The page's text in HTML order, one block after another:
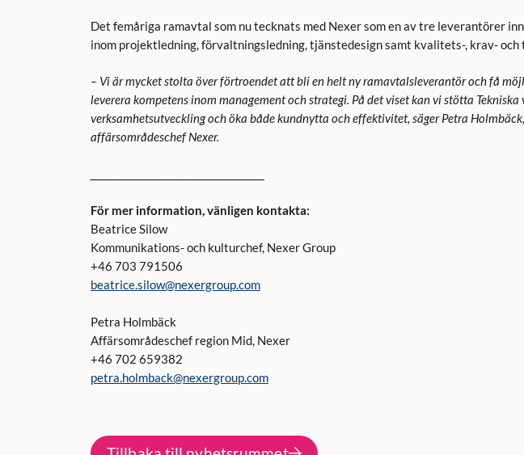
Det femåriga ramavtal som nu tecknats med Nexer som en av tre leverantörer
inom projektledning, förvaltningsledning, tjänstedesign samt kvalitets-, krav- och
– Vi är mycket stolta över förtroendet att bli en helt ny ramavtalsleverantör och få
leverera kompetens inom management och strategi. På det viset kan vi stötta Tekniska
verksamhetsutveckling och öka både kundnytta och effektivitet, säger Petra Holmbäck,
affärsområdeschef Nexer.
För mer information, vänligen kontakta:
Beatrice Silow
Kommunikations- och kulturchef, Nexer Group
+46 703 791506
beatrice.silow@nexergroup.com
Petra Holmbäck
Affärsområdeschef region Mid, Nexer
+46 702 659382
petra.holmback@nexergroup.com